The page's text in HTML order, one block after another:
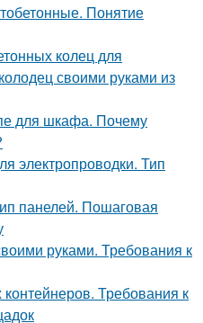
Понятие
колец для
своими руками из
для шкафа. Почему
электропроводки. Тип
панелей. Пошаговая
руками. Требования к
Требования к